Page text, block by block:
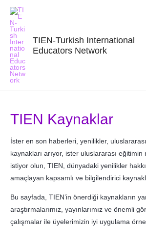
TIEN-Turkish International
Educators Network
TIEN Kaynaklar
İster en son haberleri, yenilikler,
kaynakları arıyor, ister uluslararası eğitimin
istiyor olun, TIEN, dünyadaki yenilikler
amaçlayan kapsamlı ve bilgilendirici
Bu sayfada, TIEN’in önerdiği kaynakların
araştırmalarımız, yayınlarımız ve önemli
çalışmalar ile üyelerimizin iyi uygulama